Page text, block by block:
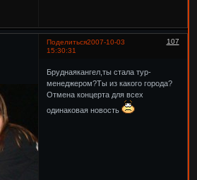
Поделиться 107
2007-10-03
15:30:31
Бруднаякангел,ты стала тур-
менеджером?Ты из какого города?
Отмена концерта для всех
одинаковая новость